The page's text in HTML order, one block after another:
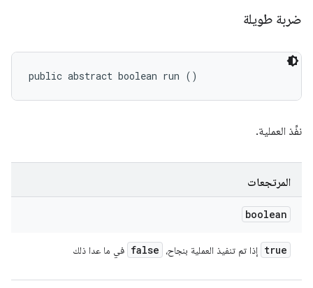
ضربة طويلة
public abstract boolean run ()
نفِّذ العملية.
المرتجعات
boolean
true إذا تم تنفيذ العملية بنجاح، false في ما عدا ذلك